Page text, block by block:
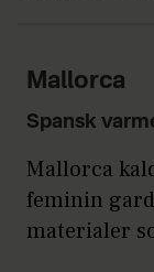
Mallorca
Spansk
Mallorca
feminin
materialer